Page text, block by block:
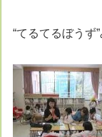
“てるてるぼうず